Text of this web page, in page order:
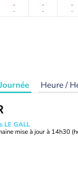
-
-
-
-
-
-
Journée Heure /
LE GALL
mise à jour à 14h30